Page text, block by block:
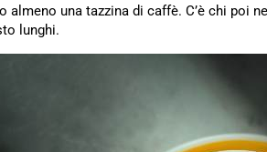
almeno una tazzina di caffè. C’è chi poi
lunghi.